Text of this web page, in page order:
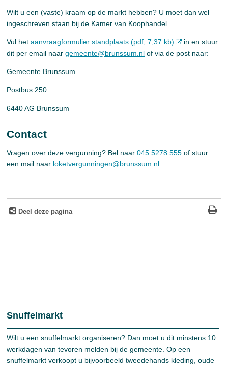
Wilt u een (vaste) kraam op de markt hebben? U moet dan wel
ingeschreven staan bij de Kamer van Koophandel.
Vul het aanvraagformulier standplaats (pdf, 7,37 kb)
in en stuur
dit per email naargemeente@brunssum.nl of via de post naar:
Gemeente Brunssum
Postbus 250
6440 AG Brunssum
Contact
Vragen over deze vergunning? Bel naar045 5278 555 of stuur
een mail naar loketvergunningen@brunssum.nl
Deel deze pagina
Snuffelmarkt
Wilt u een snuffelmarkt organiseren? Dan moet u dit minstens 10
werkdagen van tevoren melden bij de gemeente. Op een
snuffelmarkt verkoopt u bijvoorbeeld tweedehands kleding, oude